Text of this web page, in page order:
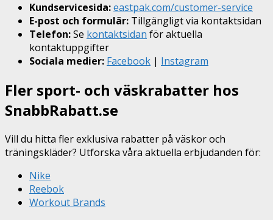
Kundservicesida:eastpak.com/customer-service
E-post och formulär: Tillgängligt via kontaktsidan
Telefon:Se kontaktsidan för aktuella
kontaktuppgifter
Sociala medier: Facebook | Instagram
Fler sport- och väskrabatter hos
SnabbRabatt.se
Vill du hitta fler exklusiva rabatter på väskor och
träningskläder? Utforska våra aktuella erbjudanden för:
Nike
Reebok
Workout Brands